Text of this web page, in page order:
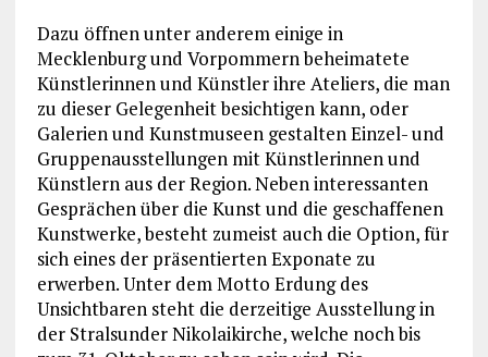
Dazu öffnen unter anderem einige in
Mecklenburg und Vorpommern beheimatete
Künstlerinnen und Künstler ihre Ateliers, die man
zu dieser Gelegenheit besichtigen kann, oder
Galerien und Kunstmuseen gestalten Einzel- und
Gruppenausstellungen mit Künstlerinnen und
Künstlern aus der Region. Neben interessanten
Gesprächen über die Kunst und die geschaffenen
Kunstwerke, besteht zumeist auch die Option, für
sich eines der präsentierten Exponate zu
erwerben. Unter dem Motto Erdung des
Unsichtbaren steht die derzeitige Ausstellung in
der Stralsunder Nikolaikirche, welche noch bis